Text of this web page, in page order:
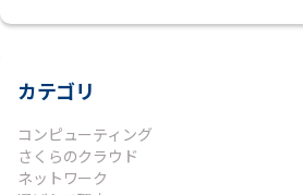
カテゴリ
コンピューティング
さくらのクラウド
ネットワーク